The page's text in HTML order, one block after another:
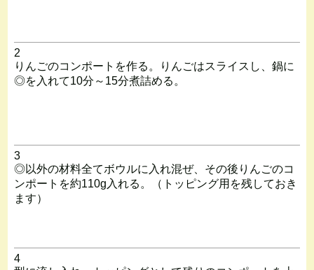
2
りんごのコンポートを作る。りんごはスライスし、鍋に
◎を入れて10分～15分煮詰める。
3
◎以外の材料全てボウルに入れ混ぜ、その後りんごのコ
ンポートを約110g入れる。（トッピング用を残しておき
ます）
4